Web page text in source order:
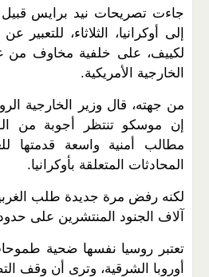
جاءت تصريحات نيد برايس قبيل
إلى أوكرانيا، الثلاثاء، للتعبير
لكييف، على خلفية مخاوف من
الخارجية الأمريكية.
من جهته، قال وزير الخارجية
إن موسكو تنتظر أجوبة من
مطالب أمنية واسعة قدمتها
المحادثات المتعلقة بأوكرانيا.
لكنه رفض مرة جديدة طلب
آلاف الجنود المنتشرين على حدود
تعتبر روسيا نفسها ضحية
أوروبا الشرقية، وترى أن وقف